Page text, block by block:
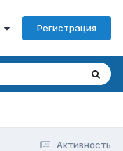
Регистрация
Активность